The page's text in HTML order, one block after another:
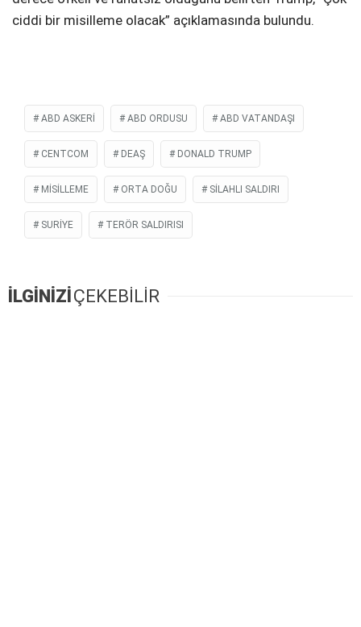
ciddi bir misilleme olacak” açıklamasında bulundu.
ABD ASKERI ABD ORDUSU ABD VATANDAŞI
CENTCOM DEAŞ DONALD TRUMP
MISILLEME ORTA DOĞU SILAHLI SALDIRI
SURİYE TERÖR SALDIRISI
İLGİNİZİÇEKEBİLİR